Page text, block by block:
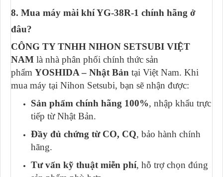
8. Mua máy mài khí YG-38R-1 chính hãng ở
đâu?
CÔNG TY TNHH NIHON SETSUBI VIỆT
NAM là nhà phân phối chính thức sản
phẩm YOSHIDA – Nhật Bản tại Việt Nam. Khi
mua máy tại Nihon Setsubi, bạn sẽ nhận được:
Sản phẩm chính hãng 100%, nhập khẩu trực
tiếp từ Nhật Bản.
Đầy đủ chứng từ CO, CQ, bảo hành chính
hãng.
Tư vấn kỹ thuật miễn phí, hỗ trợ chọn đúng